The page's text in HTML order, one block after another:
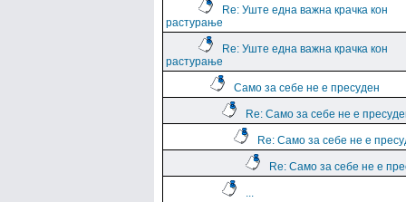
Re: Уште една важна крачка кон
растурање
Re: Уште една важна крачка кон
растурање
Само за себе не е пресуден
Re: Само за себе не е
Re: Само за себе не е
Re: Само за себе не е
...